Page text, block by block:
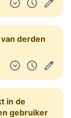
derden
in de
gebruiker